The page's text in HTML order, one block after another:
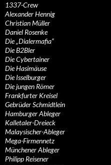
1337-Crew
Alexander Hennig
Christian Müller
Daniel Rosenke
Die „Dialermafia“
Die B2Bler
Die Cybertainer
Die Hasimäuse
Die Isselburger
Die jungen Römer
Frankfurter Kreisel
Gebrüder Schmidtlein
Hamburger Ableger
Kalletaler-Dreieck
Malaysischer-Ableger
Mega-Firmennetz
Münchener Ableger
Philipp Reisener